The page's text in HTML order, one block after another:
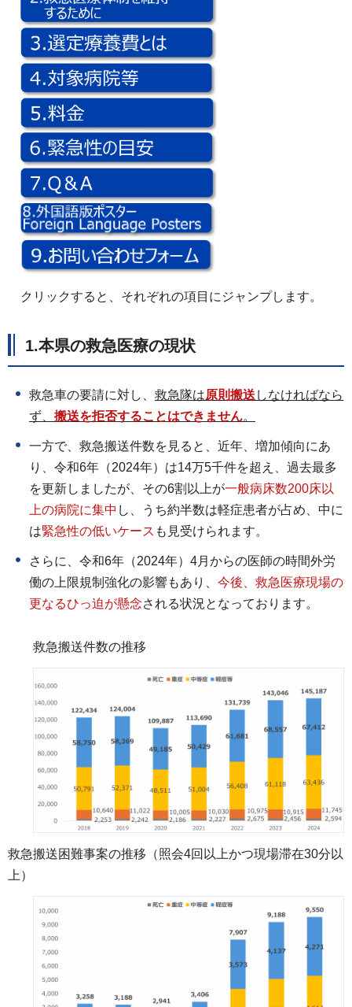
クリックすると、それぞれの項目にジャンプします。
1.本県の救急医療の現状
救急車の要請に対し、 救急隊は原則搬送 しなければなら
ず、 搬送を拒否することはできません。
一方で、救急搬送件数を見ると、近年、増加傾向にあ
り、令和6年（2024年）は14万5千件を超え、過去最多
を更新しましたが、その6割以上が一般病床数200床以
上の病院に集中 し、うち約半数は軽症患者が占め、中に
は緊急性の低いケース も見受けられます。
さらに、令和6年（2024年）4月からの医師の時間外労
働の上限規制強化の影響もあり、 今後、救急医療現場の
更なるひっ迫が懸念される状況となっております。
救急搬送件数の推移
救急搬送困難事案の推移（照会4回以上かつ現場滞在30分以
上）